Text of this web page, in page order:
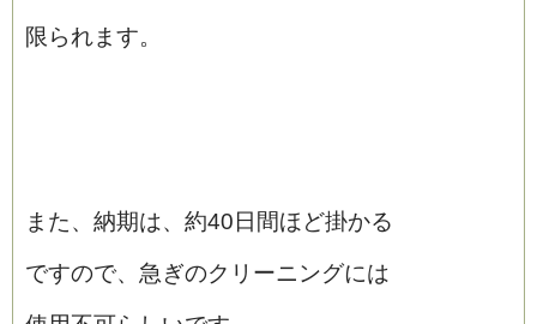
限られます。
また、納期は、約40日間ほど掛かる
ですので、急ぎのクリーニングには